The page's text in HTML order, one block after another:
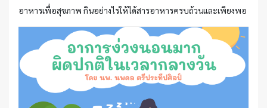
อาหารเพื่อสุขภาพ กินอย่างไรให้ได้สารอาหารครบถ้วนและเพียงพอ